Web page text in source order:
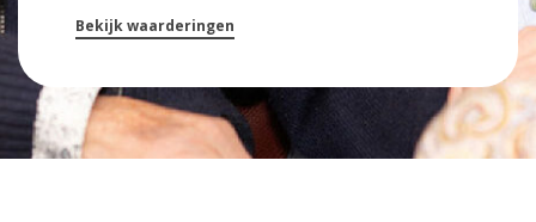
Bekijk waarderingen